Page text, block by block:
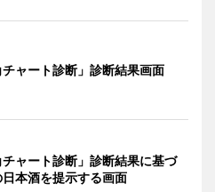
チャート診断」診断結果画面
チャート診断」診断結果に基づ
本酒を提示する画面